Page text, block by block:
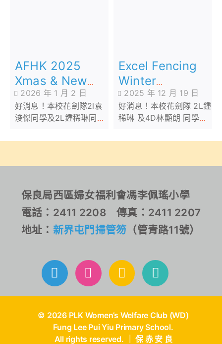
AFHK 2025
Xmas & New
Year Cup
Fencing
Competition
2026 年 1 月 2 日
好消息！本校花劍隊2l袁
浚傑同學及2L鍾稀琳同學
由香港劍撃學院主辦「
New Year Cup Fencing
Excel Fencing
Winter
Competition
2025
2025 年 12 月 19 日
好消息！本校花劍隊 2L鍾
稀琳 及4D林顯朗 同學於
Excel Fencing主辦的
Competition 2025，分
女混合花劍項目中取得了
亞軍及季軍佳績。恭喜！
恭喜！
保良局西區婦女福利會馮李佩瑤小學
電話：2411 2208 傳真：2411 2207
地址： 新界屯門掃管笏 （管青路11號）
© 2026 PLK Women’s Welfare Club (WD)
Fung Lee Pui Yiu Primary School.
All rights reserved. ｜ 保 赤 安 良